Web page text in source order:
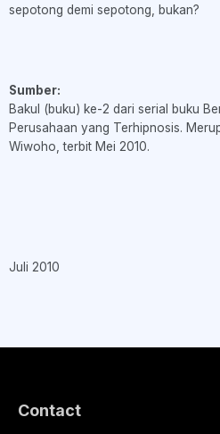
sepotong demi sepotong, bukan?
Sumber:
Bakul (buku) ke-2 dari serial buku
Perusahaan yang Terhipnosis.
Wiwoho, terbit Mei 2010.
Juli 2010
Contact